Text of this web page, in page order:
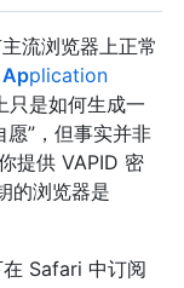
流浏览器上正常
Application
只是如何生成一
”，但事实并非
提供 VAPID 密
的浏览器是
Safari 中订阅